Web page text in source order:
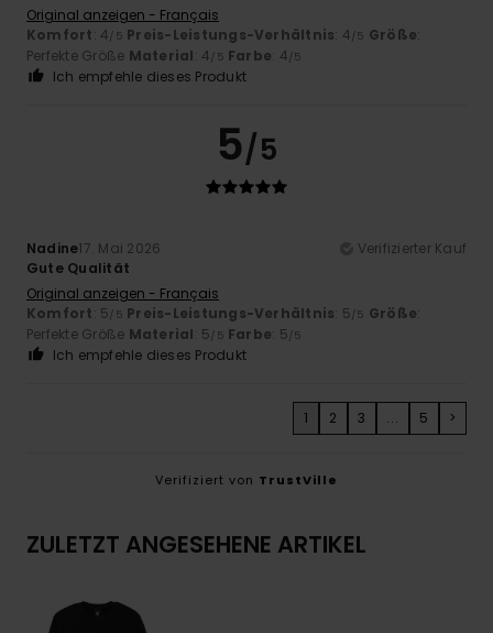
Original anzeigen - Français
Komfort: 4 /5 Preis-Leistungs-Verhältnis: 4 /5 Größe:
Perfekte Größe Material: 4 /5 Farbe: 4 /5
Ich empfehle dieses Produkt
5/5
Nadine17. Mai 2026
Verifizierter Kauf
Gute Qualität
Original anzeigen - Français
Komfort: 5 /5 Preis-Leistungs-Verhältnis: 5 /5 Größe:
Perfekte Größe Material: 5 /5 Farbe: 5 /5
Ich empfehle dieses Produkt
1 2 3 ... 5 >
Verifiziert von TrustVille
ZULETZT ANGESEHENE ARTIKEL